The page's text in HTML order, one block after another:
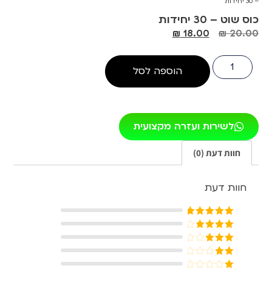
כוס שוט – 30 יחידות
₪20.00
₪18.00
הוספה לסל
לשירות ועזרה מקצועית
חוות דעת (0)
חוות דעת
דורג5מתוך
5
דורג4
מתוך 5
דורג3
מתוך 5
דורג